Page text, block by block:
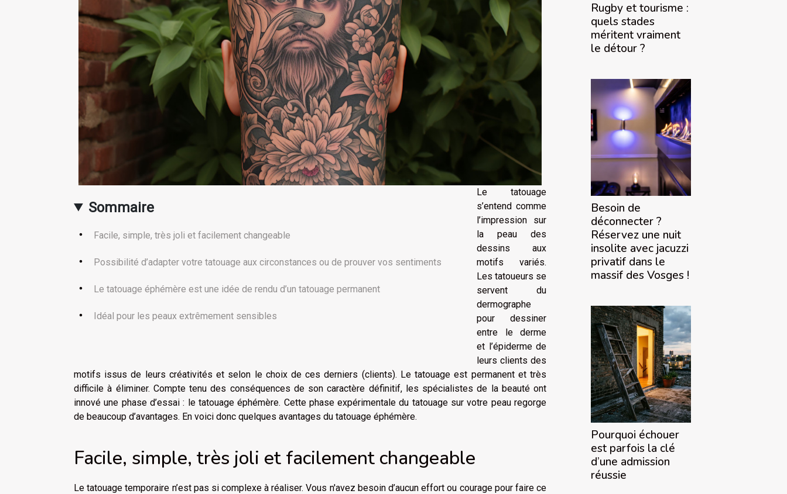
Sommaire
Facile, simple, très joli et facilement changeable
Possibilité d’adapter votre tatouage aux circonstances ou de prouver vos sentiments
Le tatouage éphémère est une idée de rendu d’un tatouage permanent
Idéal pour les peaux extrêmement sensibles
Le tatouage
s’entend comme
l’impression sur
la peau des
dessins aux
motifs variés.
Les tatoueurs se
servent du
dermographe
pour dessiner
entre le derme
et l’épiderme de
leurs clients des
motifs issus de leurs créativités et selon le choix de ces derniers (clients). Le tatouage est permanent et très
difficile à éliminer. Compte tenu des conséquences de son caractère définitif, les spécialistes de la beauté ont
innové une phase d’essai : le tatouage éphémère. Cette phase expérimentale du tatouage sur votre peau regorge
de beaucoup d’avantages. En voici donc quelques avantages du tatouage éphémère.
Facile, simple, très joli et facilement changeable
Le tatouage temporaire n’est pas si complexe à réaliser. Vous n'avez besoin d’aucun effort ou courage pour faire ce
Rugby et tourisme :
quels stades
méritent vraiment
le détour ?
Besoin de
déconnecter ?
Réservez une nuit
insolite avec jacuzzi
privatif dans le
massif des Vosges !
Pourquoi échouer
est parfois la clé
d’une admission
réussie